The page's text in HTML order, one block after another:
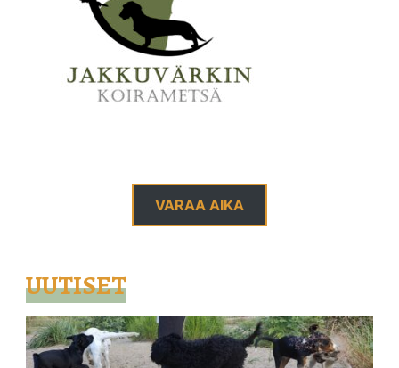
VARAA AIKA
UUTISET